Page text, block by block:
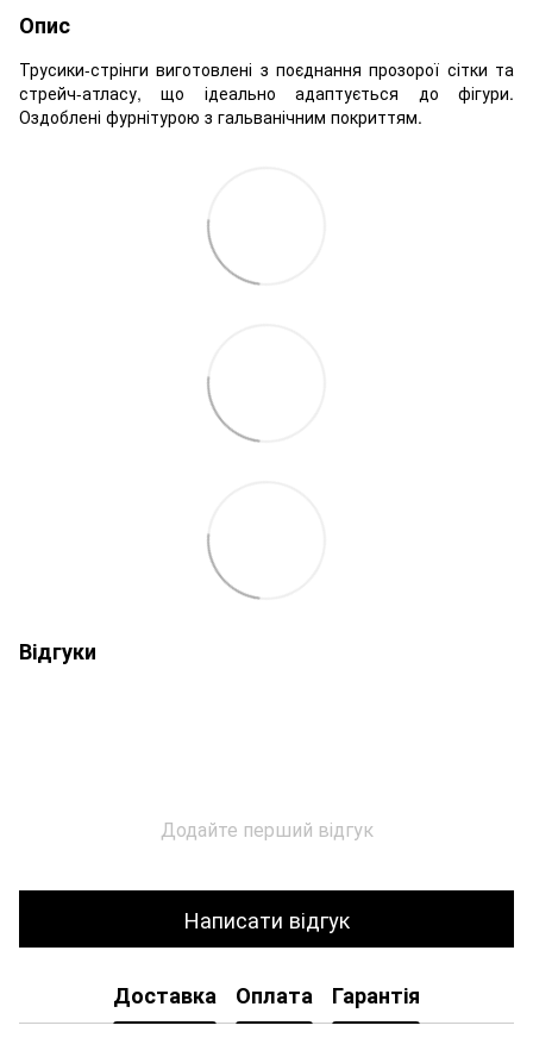
Опис
Трусики-стрінги виготовлені з поєднання прозорої сітки та
стрейч-атласу, що ідеально адаптується до фігури.
Оздоблені фурнітурою з гальванічним покриттям.
Відгуки
Додайте перший відгук
Написати відгук
Доставка Оплата Гарантія